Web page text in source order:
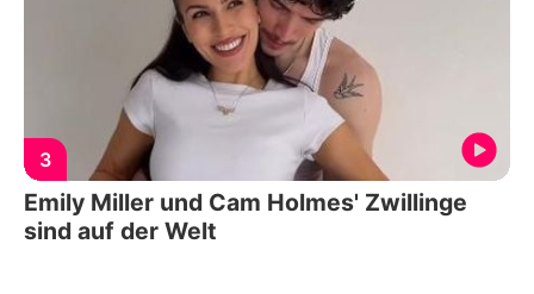
3
Emily Miller und Cam Holmes' Zwillinge
sind auf der Welt